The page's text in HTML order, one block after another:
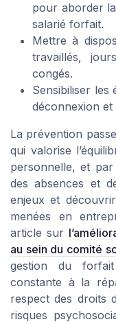
pour aborder
salarié forfait.
Mettre à
travaillés,
congés.
Sensibiliser les
déconnexion et
La prévention
qui valorise
personnelle, et
des absences et
enjeux et
menées en
article sur
au sein du comité
gestion du
constante à la
respect des droits
risques